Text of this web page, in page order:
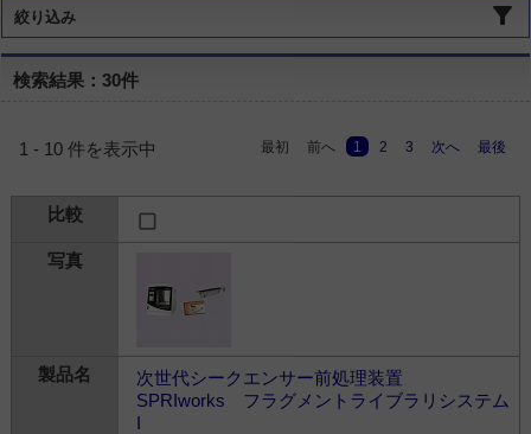
絞り込み
検索結果：30件
1 - 10 件を表示中 最初 前へ 1 2 3 次へ 最後
次世代シークエンサー前処理装置
SPRIworks フラグメントライブラリシステム
I